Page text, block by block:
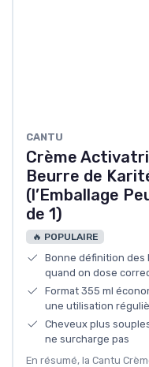
CANTU
Crème
Beurre de
(l’Emballage
de 1)
🔥 POPULAIRE
Bonne définition des
quand on dose
Format 355 ml
une utilisation
Cheveux plus
ne surcharge pas
En résumé, la Cantu